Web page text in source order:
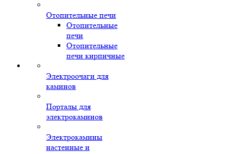
Отопительные печи
Отопительные
печи
Отопительные
печи кирпичные
Электроочаги для
каминов
Порталы для
электрокаминов
Электрокамины
настенные и